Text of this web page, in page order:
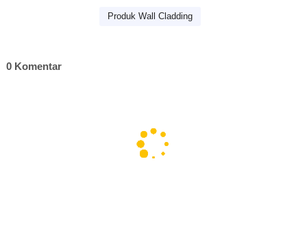
Produk Wall Cladding
0 Komentar